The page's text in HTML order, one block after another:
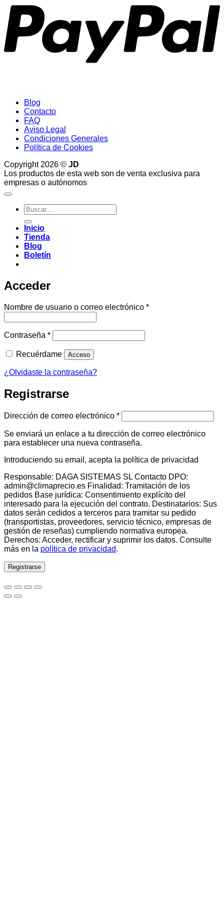
Blog
Contacto
FAQ
Aviso Legal
Condiciones Generales
Política de Cookies
Copyright 2026 © JD
Los productos de esta web son de venta exclusiva para
empresas o autónomos
Buscar
por:
Inicio
Tienda
Blog
Boletín
Acceder
Nombre de usuario o correo electrónico *Obligatorio
Contraseña *Obligatorio
Recuérdame Acceso
¿Olvidaste la contraseña?
Registrarse
Dirección de correo electrónico *Obligatorio
Se enviará un enlace a tu dirección de correo electrónico
para establecer una nueva contraseña.
Introduciendo su email, acepta la política de privacidad
Responsable: DAGA SISTEMAS SL Contacto DPO:
admin@climaprecio.es Finalidad: Tramitación de los
pedidos Base jurídica: Consentimiento explícito del
interesado para la ejecución del contrato. Destinatarios: Sus
datos serán cedidos a terceros para tramitar su pedido
(transportistas, proveedores, servicio técnico, empresas de
gestión de reseñas) cumpliendo normativa europea.
Derechos: Acceder, rectificar y suprimir los datos. Consulte
más en la política de privacidad.
Registrarse